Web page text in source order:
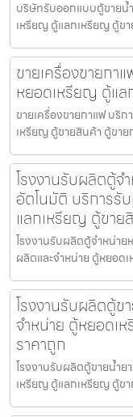
บริษัทรับออกแบบตู้ขายน้
เหรียญ ตู้แลกเหรียญ ตู้ข
ขายเครื่องขายกา
หยอดเหรียญ ตู้แล
ขายเครื่องขายกาแฟ บริ
เหรียญ ตู้ขายสินค้า ตู้ขา
โรงงานรับผลิตตู้
อัตโนมัติ บริการรั
แลกเหรียญ ตู้ขาย
โรงงานรับผลิตตู้จำหน่า
ผลิตและจำหน่าย ตู้หยอ
โรงงานรับผลิตตู้ข
จำหน่าย ตู้หยอดเ
ราคาถูก
โรงงานรับผลิตตู้ขายน้ำย
เหรียญ ตู้แลกเหรียญ ตู้ข